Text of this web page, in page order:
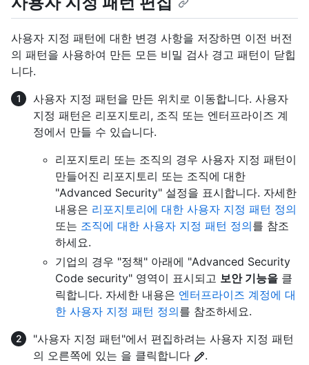
사용자 지정 패턴에 대한 변경 사항을 저장하면 이전 버전
의 패턴을 사용하여 만든 모든 비밀 검사 경고 패턴이 닫힙
니다.
사용자 지정 패턴을 만든 위치로 이동합니다. 사용자
지정 패턴은 리포지토리, 조직 또는 엔터프라이즈 계
정에서 만들 수 있습니다.
리포지토리 또는 조직의 경우 사용자 지정 패턴이
만들어진 리포지토리 또는 조직에 대한
"Advanced Security" 설정을 표시합니다. 자세한
내용은 리포지토리에 대한 사용자 지정 패턴 정의
또는 조직에 대한 사용자 지정 패턴 정의를 참조
하세요.
기업의 경우 "정책" 아래에 "Advanced Security
Code security" 영역이 표시되고 보안 기능을 클
릭합니다. 자세한 내용은 엔터프라이즈 계정에 대
한 사용자 지정 패턴 정의를 참조하세요.
"사용자 지정 패턴"에서 편집하려는 사용자 지정 패턴
의 오른쪽에 있는 을 클릭합니다
.